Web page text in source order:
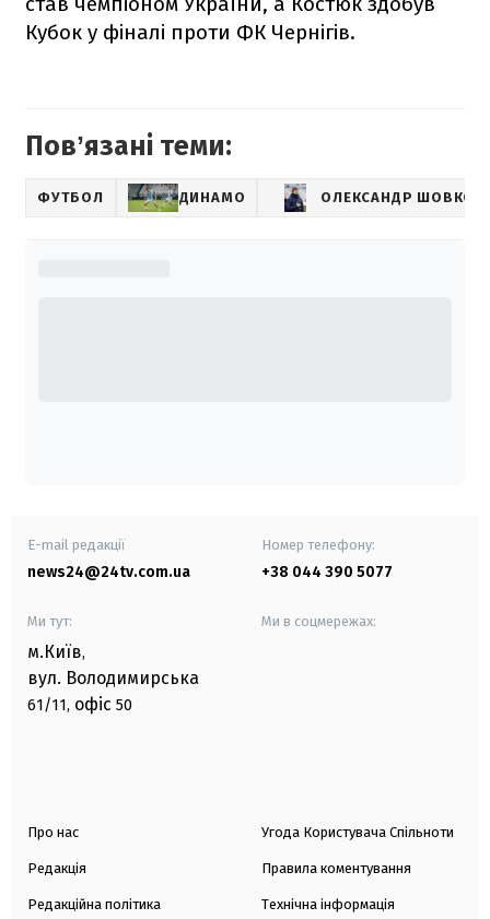
Кубок у фіналі проти ФК Чернігів.
Повʼязані теми:
ФУТБОЛ ДИНАМО ОЛЕКСАНДР
E-mail редакції
news24@24tv.com.ua
Номер телефону:
+38 044 390 5077
Ми тут:
м.Київ,
вул. Володимирська
61/11, офіс 50
Ми в соцмережах:
Про нас
Редакція
Редакційна політика
Угода Користувача Спільноти
Правила коментування
Технічна інформація